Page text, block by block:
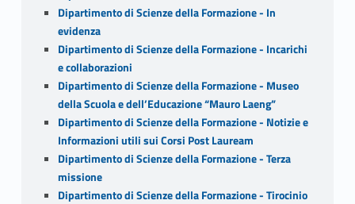
Dipartimento di Scienze della Formazione - In
evidenza
Dipartimento di Scienze della Formazione - Incarichi
e collaborazioni
Dipartimento di Scienze della Formazione - Museo
della Scuola e dell’Educazione “Mauro Laeng”
Dipartimento di Scienze della Formazione - Notizie e
Informazioni utili sui Corsi Post Lauream
Dipartimento di Scienze della Formazione - Terza
missione
Dipartimento di Scienze della Formazione - Tirocinio